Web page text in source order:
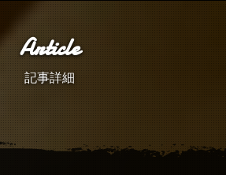
Our Serivce
Parts Sales 作業日誌
Blog
Article
記事詳細